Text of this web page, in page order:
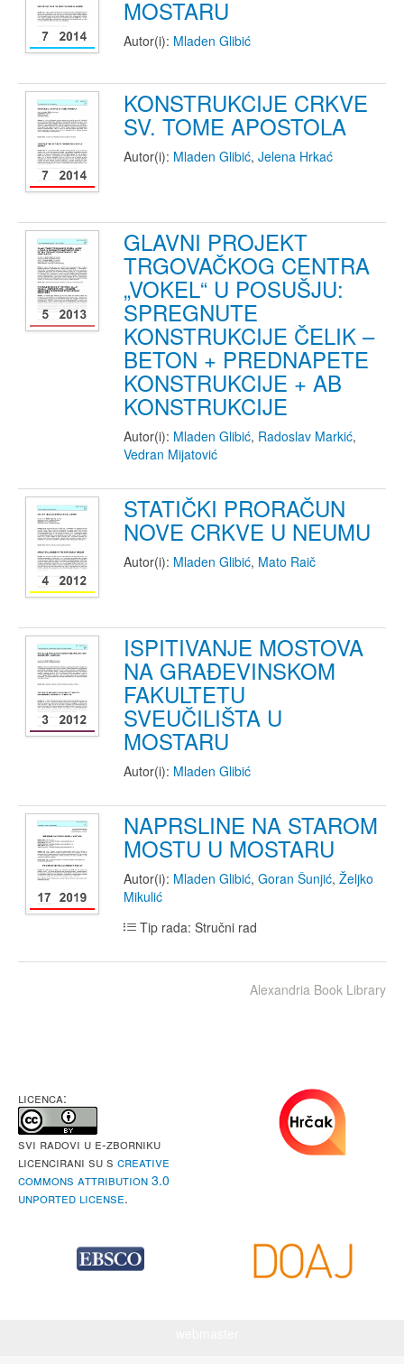
MOSTARU
Autor(i): Mladen Glibić
KONSTRUKCIJE CRKVE
SV. TOME APOSTOLA
Autor(i): Mladen Glibić, Jelena Hrkać
GLAVNI PROJEKT
TRGOVAČKOG CENTRA
„VOKEL“ U POSUŠJU:
SPREGNUTE
KONSTRUKCIJE ČELIK –
BETON + PREDNAPETE
KONSTRUKCIJE + AB
KONSTRUKCIJE
Autor(i): Mladen Glibić, Radoslav Markić,
Vedran Mijatović
STATIČKI PRORAČUN
NOVE CRKVE U NEUMU
Autor(i): Mladen Glibić, Mato Raič
ISPITIVANJE MOSTOVA
NA GRAĐEVINSKOM
FAKULTETU
SVEUČILIŠTA U
MOSTARU
Autor(i): Mladen Glibić
NAPRSLINE NA STAROM
MOSTU U MOSTARU
Autor(i): Mladen Glibić, Goran Šunjić, Željko
Mikulić
Tip rada: Stručni rad
Alexandria Book Library
LICENCA:
Svi radovi u e-Zborniku
licencirani su s Creative
Commons Attribution 3.0
Unported License.